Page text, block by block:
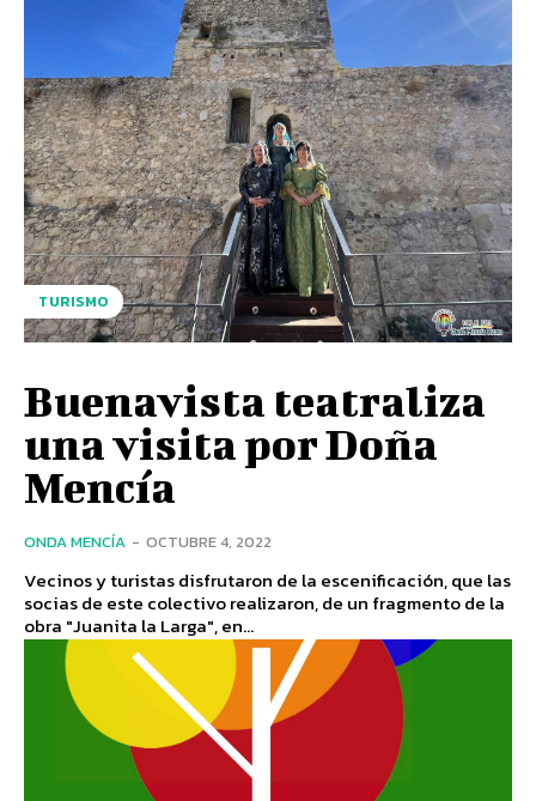
TURISMO
Buenavista teatraliza
una visita por Doña
Mencía
ONDA MENCÍA - OCTUBRE 4, 2022
Vecinos y turistas disfrutaron de la escenificación, que las
socias de este colectivo realizaron, de un fragmento de la
obra "Juanita la Larga", en...